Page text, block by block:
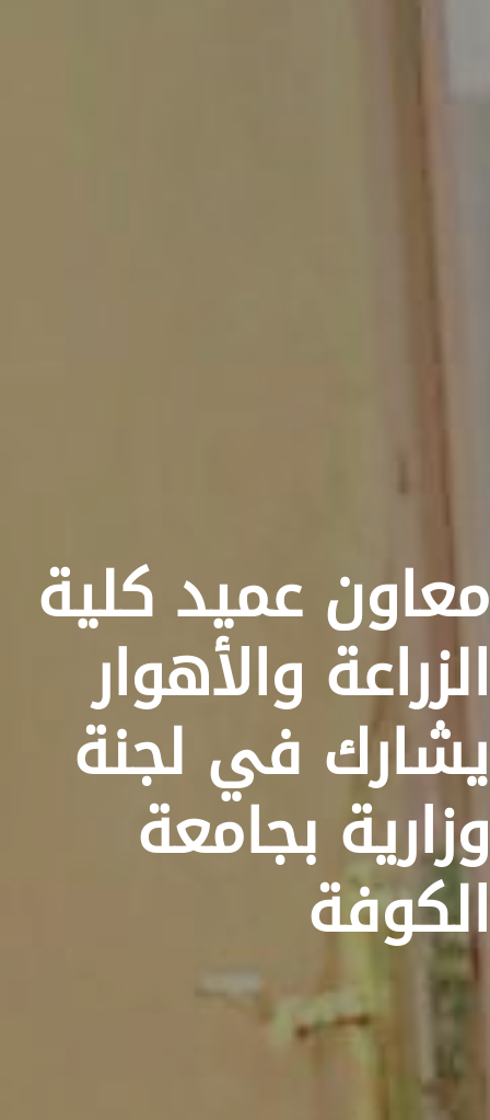
معاون عميد كلية
الزراعة والأهوار
يشارك في لجنة
وزارية بجامعة
الكوفة